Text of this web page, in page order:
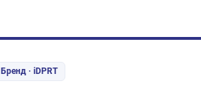
Бренд · iDPRT